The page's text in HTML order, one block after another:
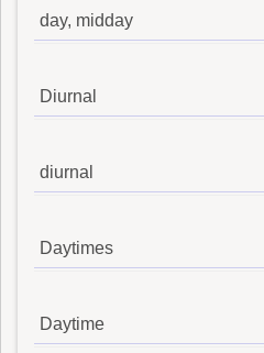
day, midday
Diurnal
diurnal
Daytimes
Daytime